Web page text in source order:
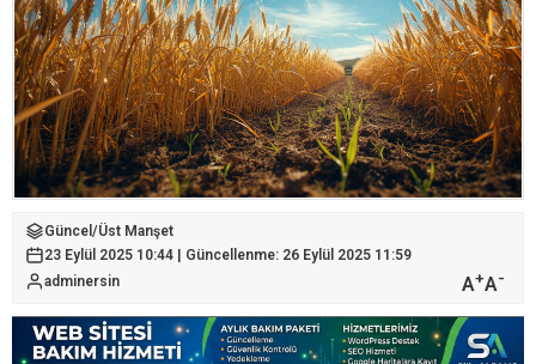
Güncel /Üst Manşet
23 Eylül 2025 10:44 | Güncellenme: 26 Eylül 2025 11:59
adminersin
A+A-